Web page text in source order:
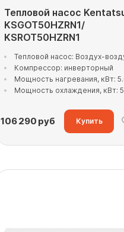
Тепловой насос
KSGOT50HZRN1/
KSROT50HZRN1
Тепловой насос: Воздух-
Компрессор: инверторный
Мощность нагревания, кВт:
Мощность охлаждения, кВт:
106 290 руб Купить